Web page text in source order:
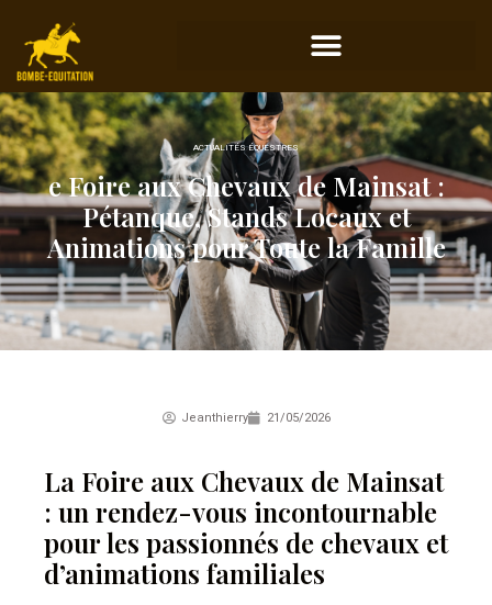
ACTUALITÉS ÉQUESTRES
e Foire aux Chevaux de Mainsat :
Pétanque, Stands Locaux et
Animations pour Toute la Famille
Jeanthierry 21/05/2026
La Foire aux Chevaux de Mainsat
: un rendez-vous incontournable
pour les passionnés de chevaux et
d’animations familiales